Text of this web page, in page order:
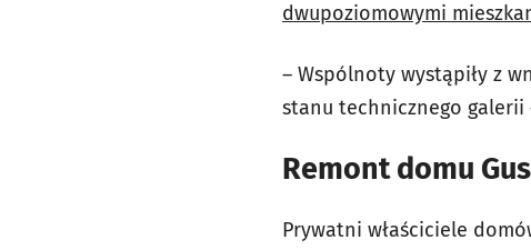
dwupoziomowymi
– Wspólnoty wystąpiły z
stanu technicznego galerii
Remont domu
Prywatni właściciele